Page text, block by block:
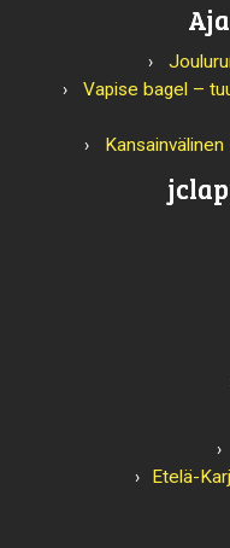
Vapise bagel –
Etelä-